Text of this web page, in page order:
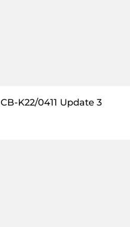
CB-K22/0411 Update 3